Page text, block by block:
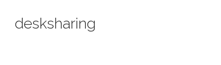
desksharing